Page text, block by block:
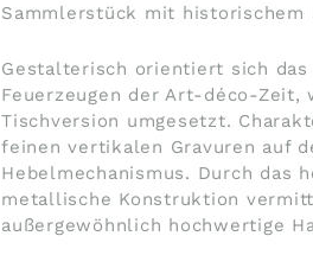
Sammlerstück mit historischem
Gestalterisch orientiert sich
Feuerzeugen der Art-déco-
Tischversion umgesetzt.
feinen vertikalen Gravuren auf
Hebelmechanismus. Durch das
metallische Konstruktion
außergewöhnlich hochwertige